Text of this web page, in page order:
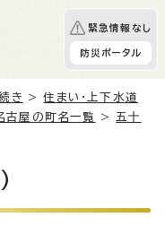
緊急情報なし
防災ポータル
き >住まい・上下水道
古屋の町名一覧 > 五十